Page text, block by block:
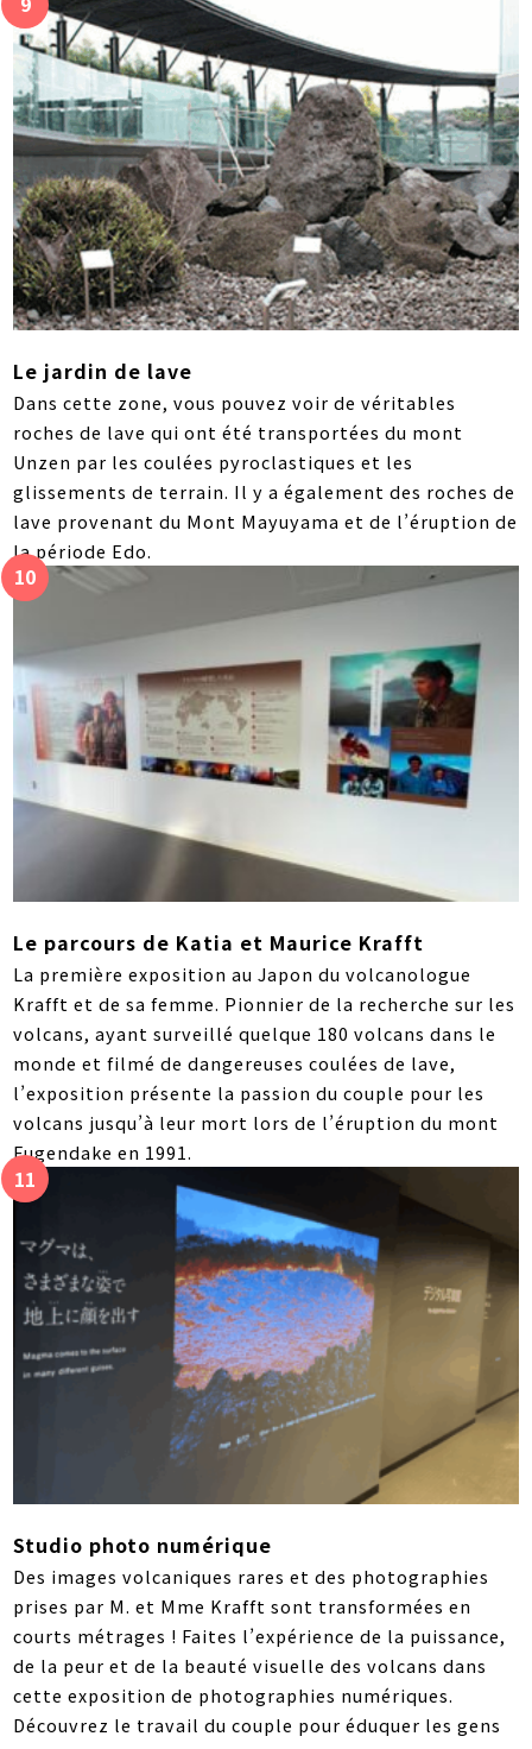
Le jardin de lave
Dans cette zone, vous pouvez voir de véritables
roches de lave qui ont été transportées du mont
Unzen par les coulées pyroclastiques et les
glissements de terrain. Il y a également des roches de
lave provenant du Mont Mayuyama et de l’éruption de
la période Edo.
Le parcours de Katia et Maurice Krafft
La première exposition au Japon du volcanologue
Krafft et de sa femme. Pionnier de la recherche sur les
volcans, ayant surveillé quelque 180 volcans dans le
monde et filmé de dangereuses coulées de lave,
l’exposition présente la passion du couple pour les
volcans jusqu’à leur mort lors de l’éruption du mont
Fugendake en 1991.
Studio photo numérique
Des images volcaniques rares et des photographies
prises par M. et Mme Krafft sont transformées en
courts métrages ! Faites l’expérience de la puissance,
de la peur et de la beauté visuelle des volcans dans
cette exposition de photographies numériques.
Découvrez le travail du couple pour éduquer les gens